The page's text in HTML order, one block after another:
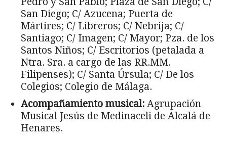
San Diego; C/ Azucena; Puerta de
Mártires; C/ Libreros; C/ Nebrija; C/
Santiago; C/ Imagen; C/ Mayor; Pza. de los
Santos Niños; C/ Escritorios (petalada a
Ntra. Sra. a cargo de las RR.MM.
Filipenses); C/ Santa Úrsula; C/ De los
Colegios; Colegio de Málaga.
Acompañamiento musical: Agrupación
Musical Jesús de Medinaceli de Alcalá de
Henares.